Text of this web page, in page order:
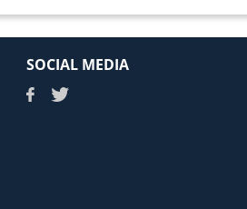
SOCIAL MEDIA